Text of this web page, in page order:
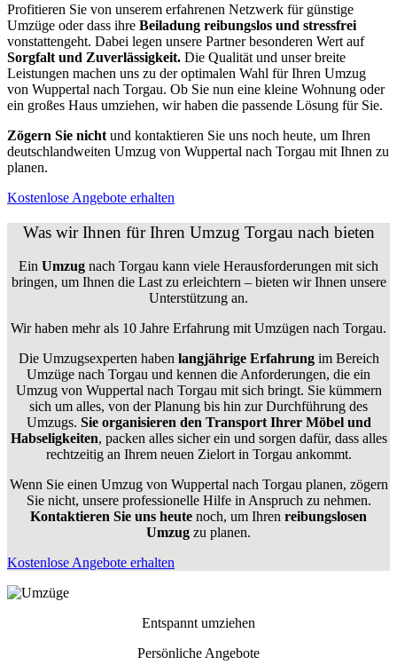
Profitieren Sie von unserem erfahrenen Netzwerk für günstige
Umzüge oder dass ihre Beiladung reibungslos und stressfrei
vonstattengeht. Dabei legen unsere Partner besonderen Wert auf
Sorgfalt und Zuverlässigkeit. Die Qualität und unser breite
Leistungen machen uns zu der optimalen Wahl für Ihren Umzug
von Wuppertal nach Torgau. Ob Sie nun eine kleine Wohnung oder
ein großes Haus umziehen, wir haben die passende Lösung für Sie.
Zögern Sie nicht und kontaktieren Sie uns noch heute, um Ihren
deutschlandweiten Umzug von Wuppertal nach Torgau mit Ihnen zu
planen.
Kostenlose Angebote erhalten
Was wir Ihnen für Ihren Umzug Torgau nach bieten
Ein Umzug nach Torgau kann viele Herausforderungen mit sich
bringen, um Ihnen die Last zu erleichtern – bieten wir Ihnen unsere
Unterstützung an.
Wir haben mehr als 10 Jahre Erfahrung mit Umzügen nach Torgau.
Die Umzugsexperten haben langjährige Erfahrungim Bereich
Umzüge nach Torgau und kennen die Anforderungen, die ein
Umzug von Wuppertal nach Torgau mit sich bringt. Sie kümmern
sich um alles, von der Planung bis hin zur Durchführung des
Umzugs. Sie organisieren den Transport Ihrer Möbel und
Habseligkeiten, packen alles sicher ein und sorgen dafür, dass alles
rechtzeitig an Ihrem neuen Zielort in Torgau ankommt.
Wenn Sie einen Umzug von Wuppertal nach Torgau planen, zögern
Sie nicht, unsere professionelle Hilfe in Anspruch zu nehmen.
Kontaktieren Sie uns heute noch, um Ihren reibungslosen
Umzug zu planen.
Kostenlose Angebote erhalten
Entspannt umziehen
Persönliche Angebote